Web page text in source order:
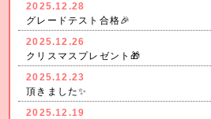
2025.12.28
グレードテスト合格🎉
2025.12.26
クリスマスプレゼント🎁
2025.12.23
頂きました✨
2025.12.19